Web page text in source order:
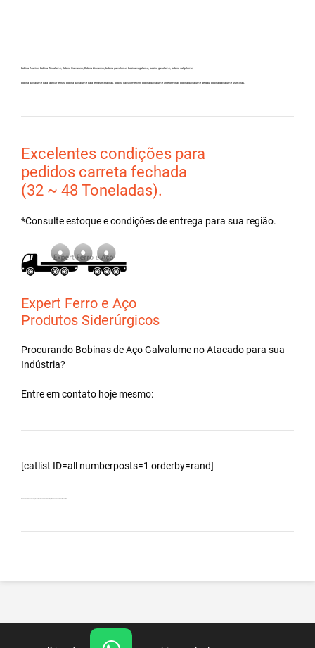
Bobina Aluzinc, Bobina Zincalume, Bobina Galvanew, Bobina Zincanew, bobina galvolume, bobina vagalume, bobina gavolume, bobina valgalume,
bobina galvalume para fabricar telhas, bobina galvalume para telhas metálicas, bobina galvalume csn, bobina galvalume arcelormittal, bobina galvalume gerdau, bobina galvalume usiminas,
Excelentes condições para
pedidos carreta fechada
(32 ~ 48 Toneladas).
*Consulte estoque e condições de entrega para sua região.
Expert Ferro e Aço
Produtos Siderúrgicos
Procurando Bobinas deAço Galvalume noAtacado para sua
Indústria?
Entre em contato hoje mesmo:
[catlist ID=all numberposts=1 orderby=rand]